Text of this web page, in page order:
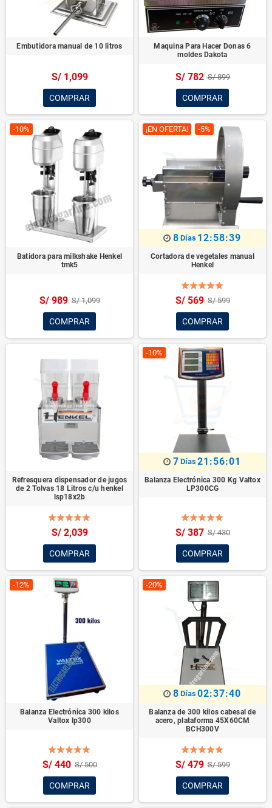
Embutidora manual de 10 litros
S/ 1,099
COMPRAR
Maquina Para Hacer Donas 6
moldes Dakota
S/ 782 S/ 899
COMPRAR
-10%
Batidora para milkshake Henkel
tmk5
S/ 989 S/ 1,099
COMPRAR
¡EN OFERTA! -5%
8 Días 12:58:37
Cortadora de vegetales manual
Henkel
S/ 569 S/ 599
COMPRAR
Refresquera dispensador de jugos
de 2 Tolvas 18 Litros c/u henkel
lsp18x2b
S/ 2,039
COMPRAR
-10%
7 Días21:55:59
Balanza Electrónica 300 Kg Valtox
LP300CG
S/ 387 S/ 430
COMPRAR
-12%
Balanza Electrónica 300 kilos
Valtox lp300
S/ 440 S/ 500
COMPRAR
-20%
8 Días02:37:38
Balanza de 300 kilos cabesal de
acero, plataforma 45X60CM
BCH300V
S/ 479 S/ 599
COMPRAR